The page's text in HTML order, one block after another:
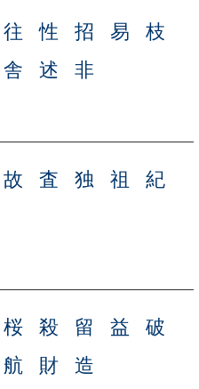
往 性 招 易
枝
舎 述 非
故 査 独 祖
紀
桜 殺 留 益
破
航 財 造